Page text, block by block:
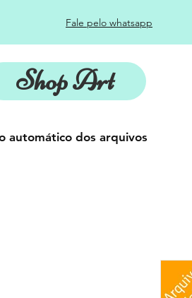
Fale pelo whatsapp
Shop Art
automático dos arquivos